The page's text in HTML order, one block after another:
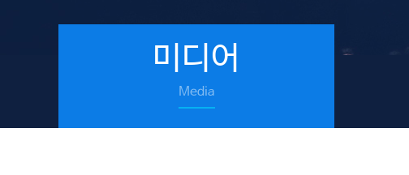
미디어
Media